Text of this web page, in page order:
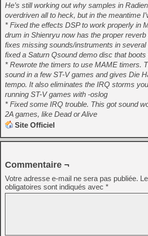
He’s still working out why samples in
overdriven all to heck, but in the meantime
* Fixed the effects DSP to work properly in
drum in Shienryu now has the proper reverb
fixes missing sounds/instruments in
fixed a Saturn Qsound demo disc that
* Rewrote the timers to use MAME timers.
sound in a few ST-V games and gives Die
tempo. It also eliminates the IRQ storms
running ST-V games with -oslog
* Fixed some IRQ trouble. This got sound
2A games, like Dead or Alive
Site Officiel
Commentaire ¬
Votre adresse e-mail ne sera pas publiée.
obligatoires sont indiqués avec *